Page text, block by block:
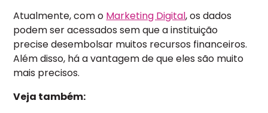
Atualmente, com o Marketing Digital, os dados
podem ser acessados sem que a instituição
precise desembolsar muitos recursos financeiros.
Além disso, há a vantagem de que eles são muito
mais precisos.
Veja também: